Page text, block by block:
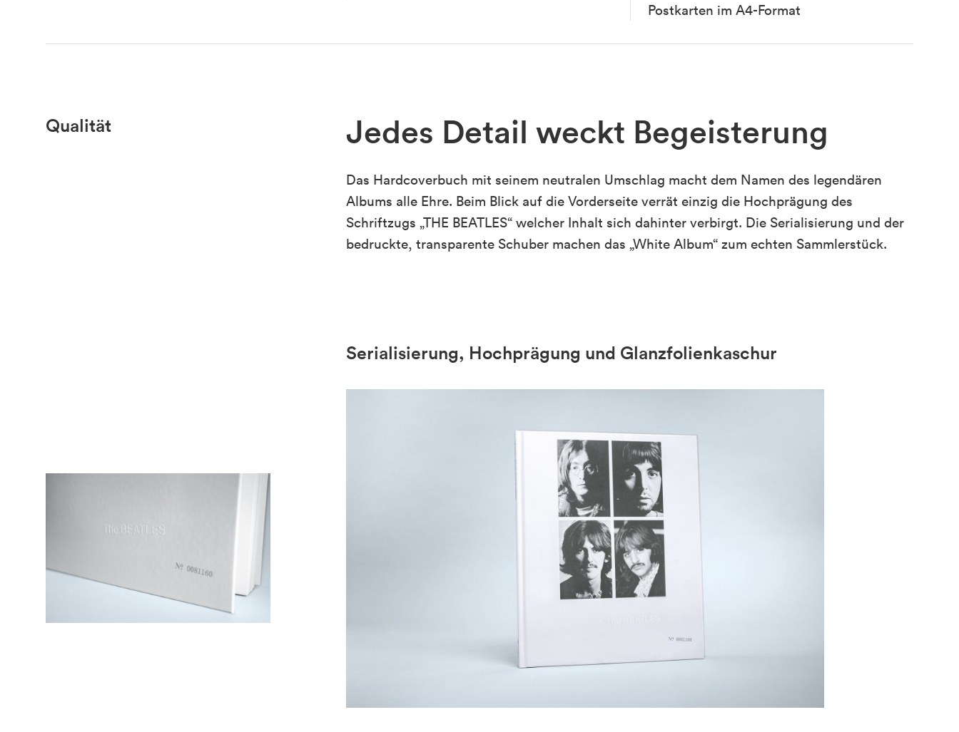
Postkarten im A4-Format
Qualität Jedes Detail weckt Begeisterung
Das Hardcoverbuch mit seinem neutralen Umschlag macht dem Namen des legendären
Albums alle Ehre. Beim Blick auf die Vorderseite verrät einzig die Hochprägung des
Schriftzugs „THE BEATLES“ welcher Inhalt sich dahinter verbirgt. Die Serialisierung und der
bedruckte, transparente Schuber machen das „White Album“ zum echten Sammlerstück.
Serialisierung, Hochprägung und Glanzfolienkaschur